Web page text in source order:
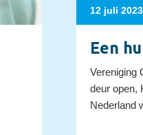
12 juli 2023
Een
Vereniging
deur open,
Nederland